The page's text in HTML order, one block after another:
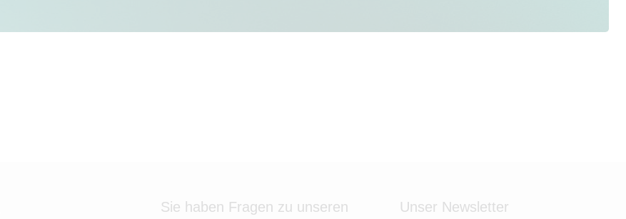
Sie haben Fragen zu unseren
Unser Newsletter